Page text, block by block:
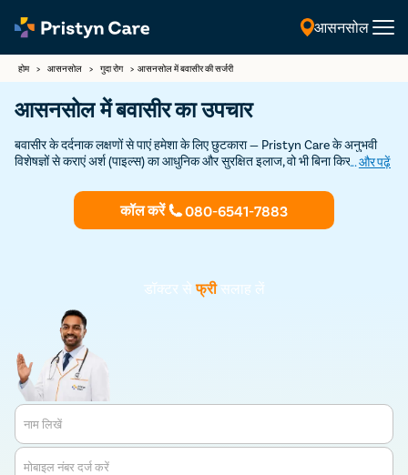
आसनसोल
होम > आसनसोल > गुदा रोग > आसनसोल में बवासीर की सर्जरी
आसनसोल में बवासीर का उपचार
बवासीर के दर्दनाक लक्षणों से पाएं हमेशा के लिए छुटकारा — Pristyn Care के अनुभवी
विशेषज्ञों से कराएं अर्श (पाइल्स) का आधुनिक और सुरक्षित इलाज, वो भी बिना किसी चीरे या
...और पढ़ें
कॉल करें 080-6541-7883
डॉक्टर सेफ्रीसलाह लें
नाम लिखें
मोबाइल नंबर दर्ज करें